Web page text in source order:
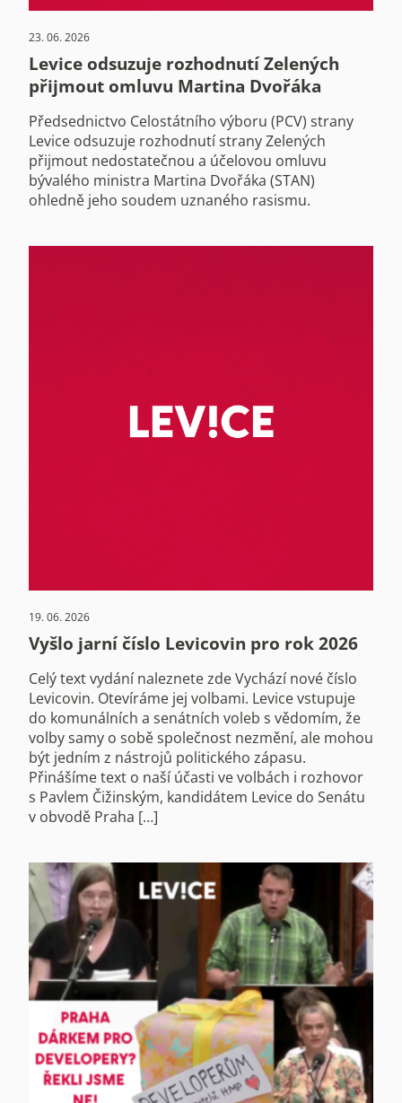
23. 06. 2026
Levice odsuzuje rozhodnutí Zelených
přijmout omluvu Martina Dvořáka
Předsednictvo Celostátního výboru (PCV) strany
Levice odsuzuje rozhodnutí strany Zelených
přijmout nedostatečnou a účelovou omluvu
bývalého ministra Martina Dvořáka (STAN)
ohledně jeho soudem uznaného rasismu.
19. 06. 2026
Vyšlo jarní číslo Levicovin pro rok 2026
Celý text vydání naleznete zde Vychází nové číslo
Levicovin. Otevíráme jej volbami. Levice vstupuje
do komunálních a senátních voleb s vědomím, že
volby samy o sobě společnost nezmění, ale mohou
být jedním z nástrojů politického zápasu.
Přinášíme text o naší účasti ve volbách i rozhovor
s Pavlem Čižinským, kandidátem Levice do Senátu
v obvodě Praha […]